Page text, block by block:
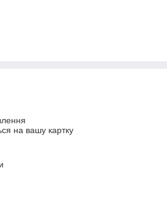
на вашу картку